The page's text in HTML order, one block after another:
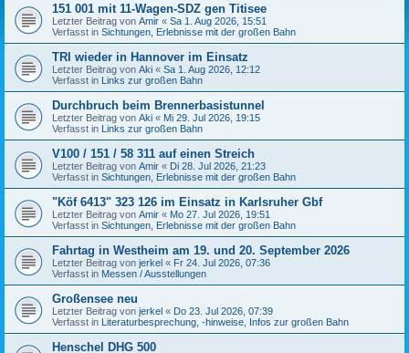
151 001 mit 11-Wagen-SDZ gen Titisee
Letzter Beitrag von Amir « Sa 1. Aug 2026, 15:51
Verfasst in Sichtungen, Erlebnisse mit der großen Bahn
TRI wieder in Hannover im Einsatz
Letzter Beitrag von Aki « Sa 1. Aug 2026, 12:12
Verfasst in Links zur großen Bahn
Durchbruch beim Brennerbasistunnel
Letzter Beitrag von Aki « Mi 29. Jul 2026, 19:15
Verfasst in Links zur großen Bahn
V100 / 151 / 58 311 auf einen Streich
Letzter Beitrag von Amir « Di 28. Jul 2026, 21:23
Verfasst in Sichtungen, Erlebnisse mit der großen Bahn
"Köf 6413" 323 126 im Einsatz in Karlsruher Gbf
Letzter Beitrag von Amir « Mo 27. Jul 2026, 19:51
Verfasst in Sichtungen, Erlebnisse mit der großen Bahn
Fahrtag in Westheim am 19. und 20. September 2026
Letzter Beitrag von jerkel « Fr 24. Jul 2026, 07:36
Verfasst in Messen / Ausstellungen
Großensee neu
Letzter Beitrag von jerkel « Do 23. Jul 2026, 07:39
Verfasst in Literaturbesprechung, -hinweise, Infos zur großen Bahn
Henschel DHG 500